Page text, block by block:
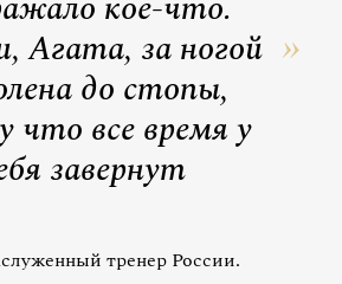
Агата, за ногой
до стопы,
что все время у
завернут
тренер России.